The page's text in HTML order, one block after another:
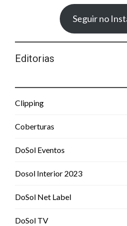
Seguir no
Editorias
Clipping
Coberturas
DoSol Eventos
Dosol Interior 2023
DoSol Net Label
DoSol TV